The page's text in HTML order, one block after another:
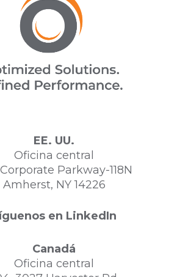
EE. UU.
Oficina central
Parkway-118N
Amherst, NY 14226
en LinkedIn
Canadá
Oficina central